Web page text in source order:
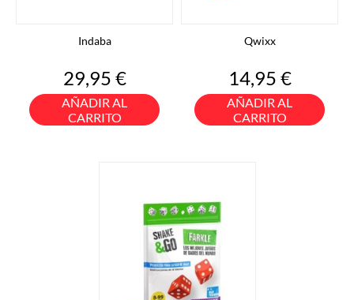
Indaba
Precio
29,95 €
AÑADIR AL
CARRITO
Qwixx
Precio
14,95 €
AÑADIR AL
CARRITO